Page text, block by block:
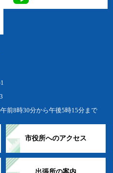
前8時30分から午後5時15分まで
市役所へのアクセス